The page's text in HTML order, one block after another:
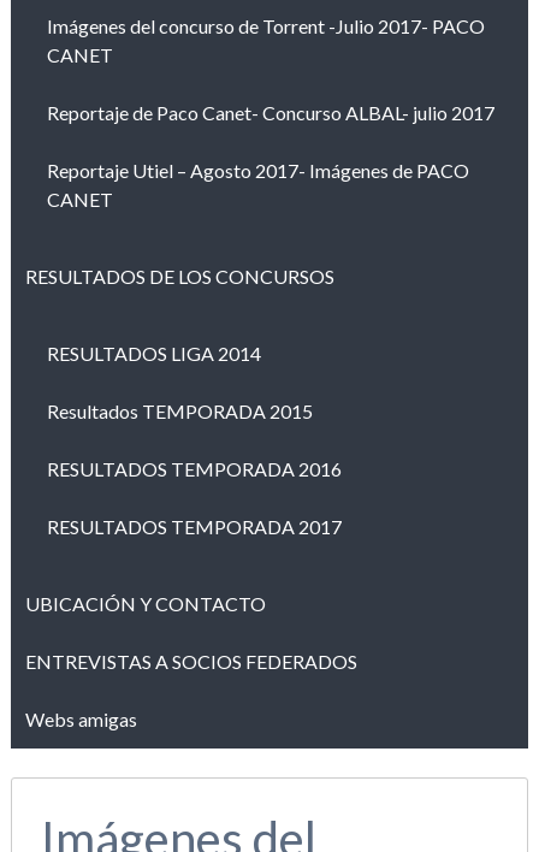
Imágenes del concurso de Torrent -Julio 2017- PACO
CANET
Reportaje de Paco Canet- Concurso ALBAL- julio 2017
Reportaje Utiel – Agosto 2017- Imágenes de PACO
CANET
RESULTADOS DE LOS CONCURSOS
RESULTADOS LIGA 2014
Resultados TEMPORADA 2015
RESULTADOS TEMPORADA 2016
RESULTADOS TEMPORADA 2017
UBICACIÓN Y CONTACTO
ENTREVISTAS A SOCIOS FEDERADOS
Webs amigas
Imágenes del